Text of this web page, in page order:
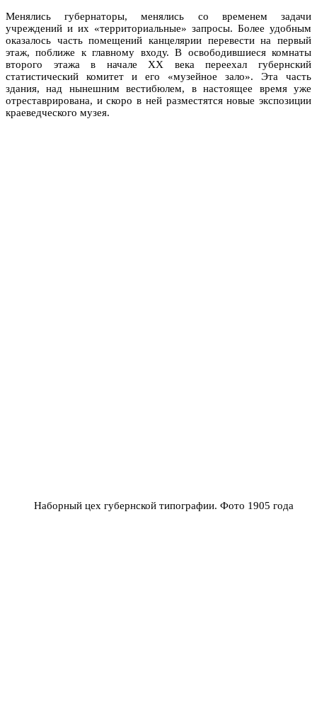
Менялись губернаторы, менялись со временем задачи
учреждений и их «территориальные» запросы. Более удобным
оказалось часть помещений канцелярии перевести на первый
этаж, поближе к главному входу. В освободившиеся комнаты
второго этажа в начале ХХ века переехал губернский
статистический комитет и его «музейное зало». Эта часть
здания, над нынешним вестибюлем, в настоящее время уже
отреставрирована, и скоро в ней разместятся новые экспозиции
краеведческого музея.
Наборный цех губернской типографии. Фото 1905 года